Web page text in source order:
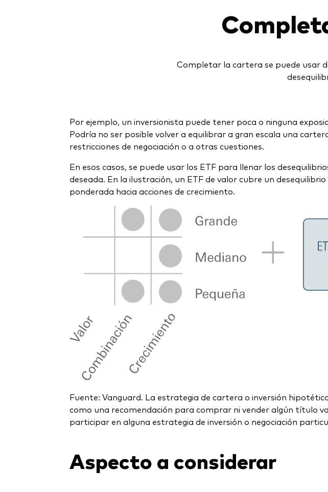
Completar la cartera se puede usar
Por ejemplo, un inversionista puede tener poca o ninguna
Podría no ser posible volver a equilibrar a gran escala una
restricciones de negociación o a otras cuestiones.
En esos casos, se puede usar los ETF para llenar los
deseada. En la ilustración, un ETF de valor cubre un
ponderada hacia acciones de crecimiento.
Fuente: Vanguard. La estrategia de cartera o inversión
como una recomendación para comprar ni vender algún título
participar en alguna estrategia de inversión o negociación
Aspecto a considerar